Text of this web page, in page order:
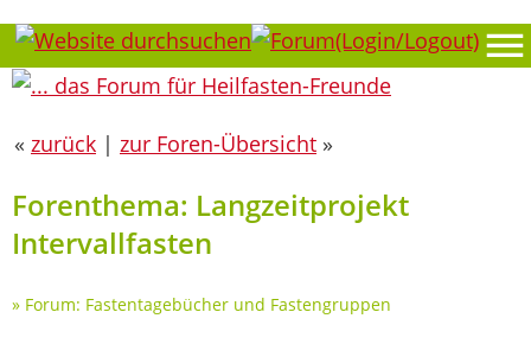
« zurück | zur Foren-Übersicht »
Forenthema: Langzeitprojekt
Intervallfasten
» Forum: Fastentagebücher und Fastengruppen